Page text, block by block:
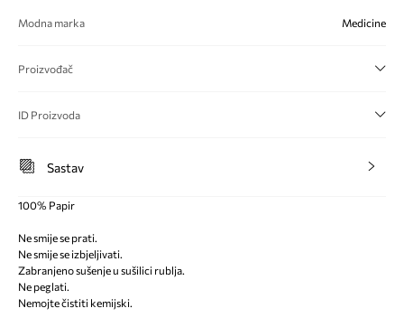
Modna marka Medicine
Proizvođač
ID Proizvoda
Sastav
100% Papir
Ne smije se prati.
Ne smije se izbjeljivati.
Zabranjeno sušenje u sušilici rublja.
Ne peglati.
Nemojte čistiti kemijski.